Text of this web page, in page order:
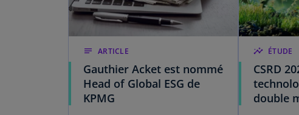
notes ARTICLE
Gauthier Acket est nommé
Head of Global ESG de
KPMG
insights ÉTUDE
CSRD
double